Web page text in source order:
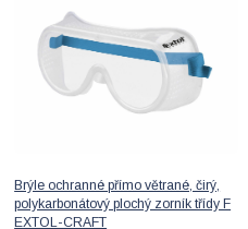
Brýle ochranné přímo větrané, čirý,
polykarbonátový plochý zorník třídy F
EXTOL-CRAFT